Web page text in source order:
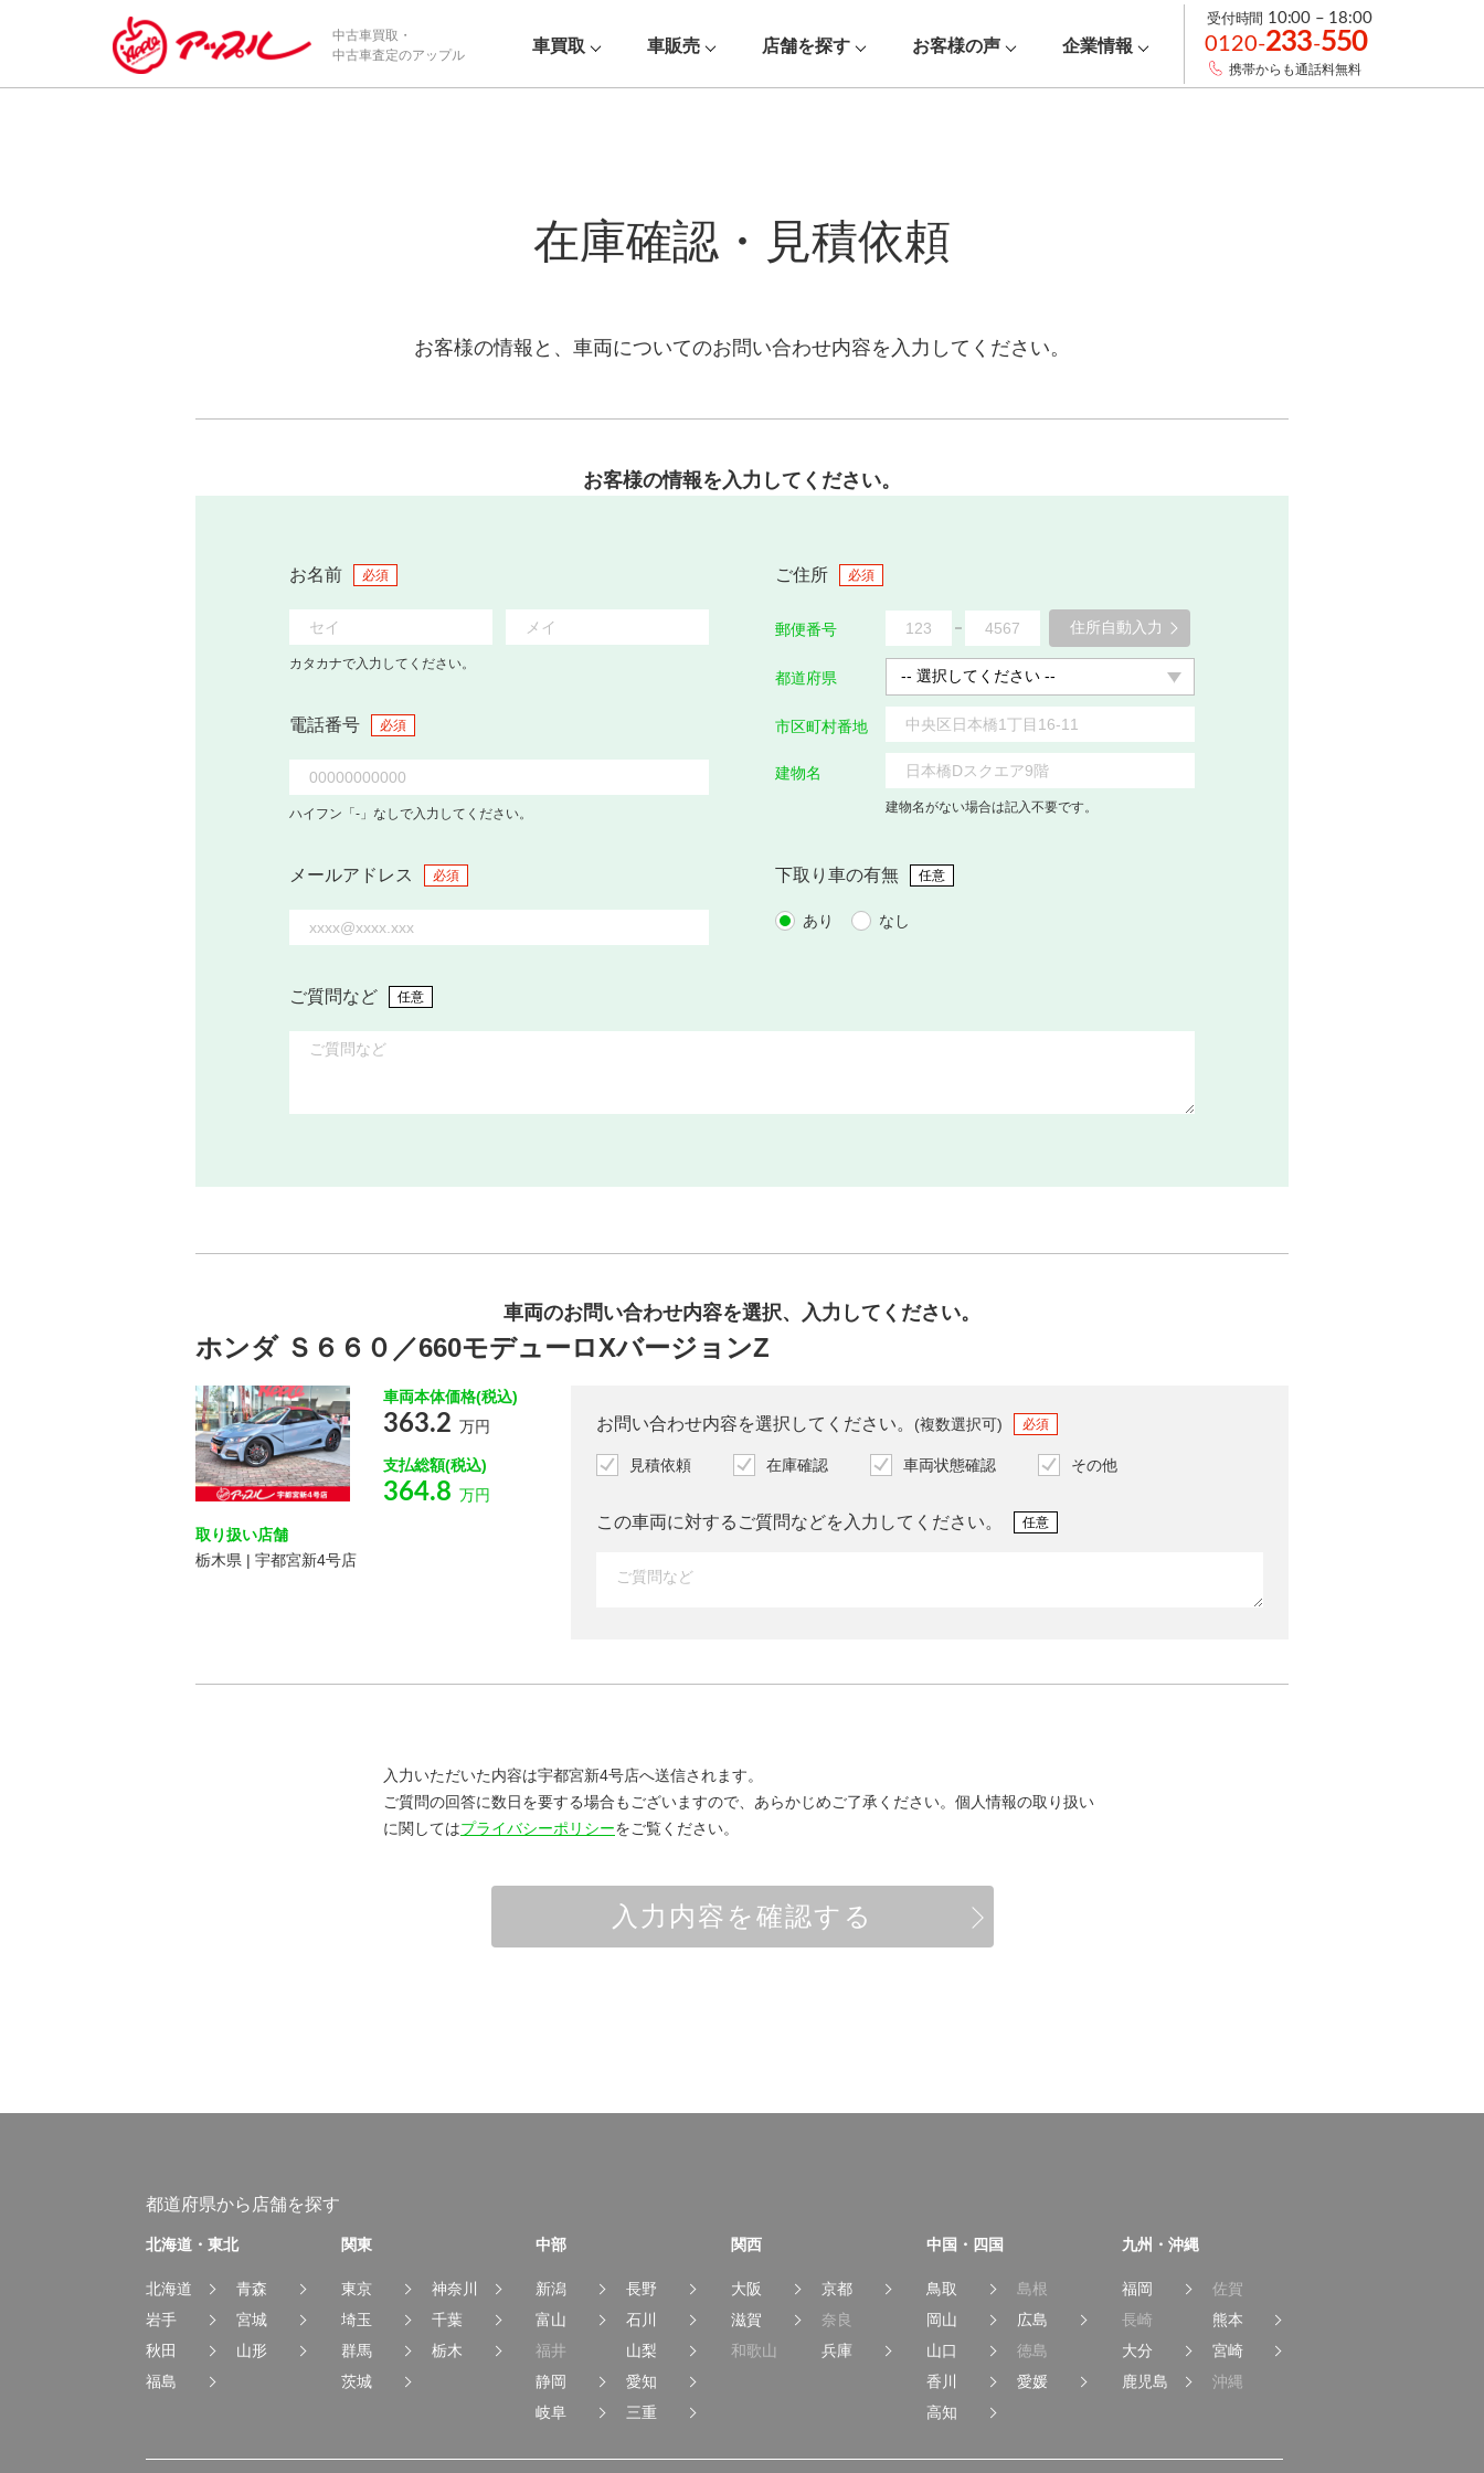
中古車買取・
中古車査定のアップル
車買取 車販売 店舗を探す お客様の声 企業情報
受付時間 10:00 – 18:00
0120-233-550
携帯からも通話料無料
在庫確認・見積依頼
お客様の情報と、車両についてのお問い合わせ内容を入力してください。
お客様の情報を入力してください。
お名前 必須
カタカナで入力してください。
ご住所 必須
郵便番号 住所自動入力
都道府県
市区町村番地
建物名
建物名がない場合は記入不要です。
電話番号 必須
ハイフン「-」なしで入力してください。
メールアドレス 必須 下取り車の有無 任意
あり なし
ご質問など 任意
車両のお問い合わせ内容を選択、入力してください。
ホンダ Ｓ６６０／660モデューロXバージョンZ
車両本体価格(税込)
363.2 万円
支払総額(税込)
364.8 万円
取り扱い店舗
栃木県 | 宇都宮新4号店
お問い合わせ内容を選択してください。 (複数選択可) 必須
見積依頼 在庫確認 車両状態確認 その他
この車両に対するご質問などを入力して ください。 任意
入力いただいた内容は宇都宮新4号店へ送信されます。
ご質問の回答に数日を要する場合もございますので、あらかじめご了承ください。 個人情報の取り扱い
に関してはプライバシーポリシーをご覧ください。
入力内容を確認する
都道府県から店舗を探す
北海道・東北
北海道
青森
岩手
宮城
秋田
山形
福島
関東
東京
神奈川
埼玉
千葉
群馬
栃木
茨城
中部
新潟
長野
富山
石川
福井
山梨
静岡
愛知
岐阜
三重
関西
大阪
京都
滋賀
奈良
和歌山
兵庫
中国・四国
鳥取
島根
岡山
広島
山口
徳島
香川
愛媛
高知
九州・沖縄
福岡
佐賀
長崎
熊本
大分
宮崎
鹿児島
沖縄